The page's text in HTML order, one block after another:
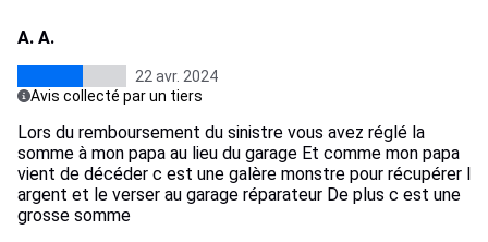
A. A.
22 avr. 2024
Avis collecté par un tiers
Lors du remboursement du sinistre vous avez réglé la
somme à mon papa au lieu du garage Et comme mon papa
vient de décéder c est une galère monstre pour récupérer l
argent et le verser au garage réparateur De plus c est une
grosse somme